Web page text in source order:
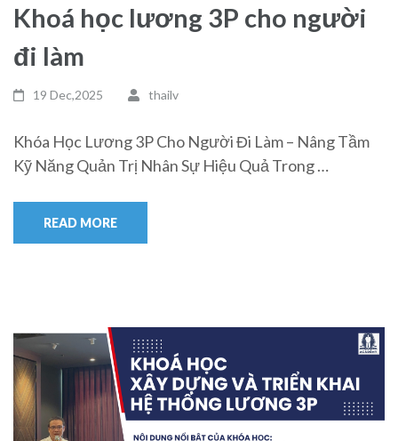
Khoá học lương 3P cho người
đi làm
19 Dec,2025 thailv
Khóa Học Lương 3P Cho Người Đi Làm – Nâng Tầm
Kỹ Năng Quản Trị Nhân Sự Hiệu Quả Trong …
READ MORE